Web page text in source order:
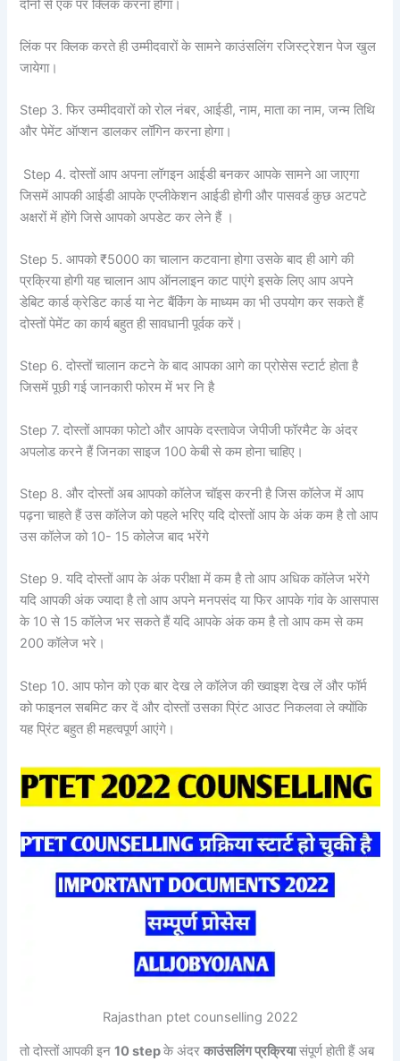
दोनों से एक पर क्लिक करना होगा।
लिंक पर क्लिक करते ही उम्मीदवारों के सामने काउंसलिंग रजिस्ट्रेशन पेज खुल
जायेगा।
Step 3. फिर उम्मीदवारों को रोल नंबर, आईडी, नाम, माता का नाम, जन्म तिथि
और पेमेंट ऑप्शन डालकर लॉगिन करना होगा।
Step 4. दोस्तों आप अपना लॉगइन आईडी बनकर आपके सामने आ जाएगा
जिसमें आपकी आईडी आपके एप्लीकेशन आईडी होगी और पासवर्ड कुछ अटपटे
अक्षरों में होंगे जिसे आपको अपडेट कर लेने हैं ।
Step 5. आपको ₹5000 का चालान कटवाना होगा उसके बाद ही आगे की
प्रक्रिया होगी यह चालान आप ऑनलाइन काट पाएंगे इसके लिए आप अपने
डेबिट कार्ड क्रेडिट कार्ड या नेट बैंकिंग के माध्यम का भी उपयोग कर सकते हैं
दोस्तों पेमेंट का कार्य बहुत ही सावधानी पूर्वक करें।
Step 6. दोस्तों चालान कटने के बाद आपका आगे का प्रोसेस स्टार्ट होता है
जिसमें पूछी गई जानकारी फोरम में भर नि है
Step 7. दोस्तों आपका फोटो और आपके दस्तावेज जेपीजी फॉरमैट के अंदर
अपलोड करने हैं जिनका साइज 100 केबी से कम होना चाहिए।
Step 8. और दोस्तों अब आपको कॉलेज चॉइस करनी है जिस कॉलेज में आप
पढ़ना चाहते हैं उस कॉलेज को पहले भरिए यदि दोस्तों आप के अंक कम है तो आप
उस कॉलेज को 10- 15 कोलेज बाद भरेंगे
Step 9. यदि दोस्तों आप के अंक परीक्षा में कम है तो आप अधिक कॉलेज भरेंगे
यदि आपकी अंक ज्यादा है तो आप अपने मनपसंद या फिर आपके गांव के आसपास
के 10 से 15 कॉलेज भर सकते हैं यदि आपके अंक कम है तो आप कम से कम
200 कॉलेज भरे।
Step 10. आप फोन को एक बार देख ले कॉलेज की ख्वाइश देख लें और फॉर्म
को फाइनल सबमिट कर दें और दोस्तों उसका प्रिंट आउट निकलवा ले क्योंकि
यह प्रिंट बहुत ही महत्वपूर्ण आएंगे।
Rajasthan ptet counselling 2022
तो दोस्तों आपकी इन10 stepके अंदरकाउंसलिंग प्रक्रियासंपूर्ण होती हैं अब